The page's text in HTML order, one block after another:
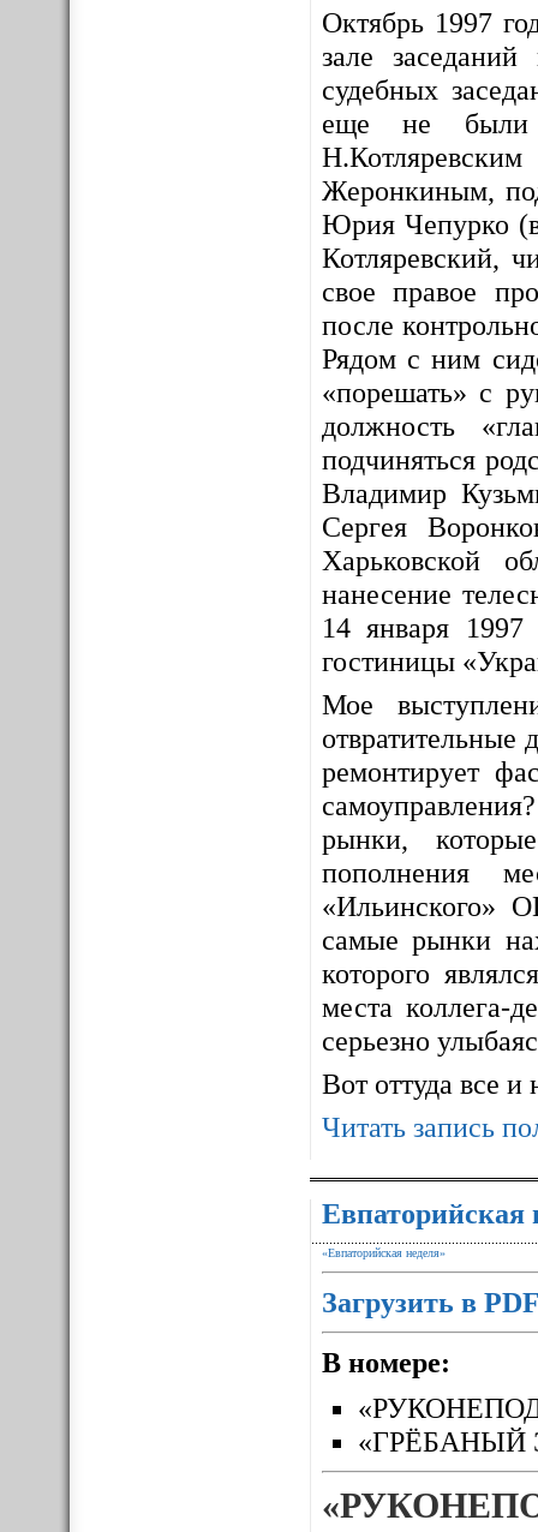
Октябрь 1997
зале
судебных
еще не были
Жеронкиным,
Юрия Чепурко
Котляревский,
свое правое
после
Рядом с ним
«порешать» с
должность
подчиняться
Владимир
Сергея
Харьковской
нанесение
14 января
гостиницы
Мое
отвратительные
ремонтирует
рынки,
пополнения
«Ильинского»
самые рынки
которого
места коллега-
серьезно
Вот оттуда все и
Читать запись
Евпаторийская
«Евпаторийская неделя»
Загрузить в
В номере:
«ГРЁБАНЫЙ